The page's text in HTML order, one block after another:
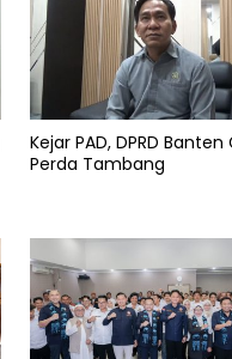
Kejar PAD, DPRD Banten
Perda Tambang